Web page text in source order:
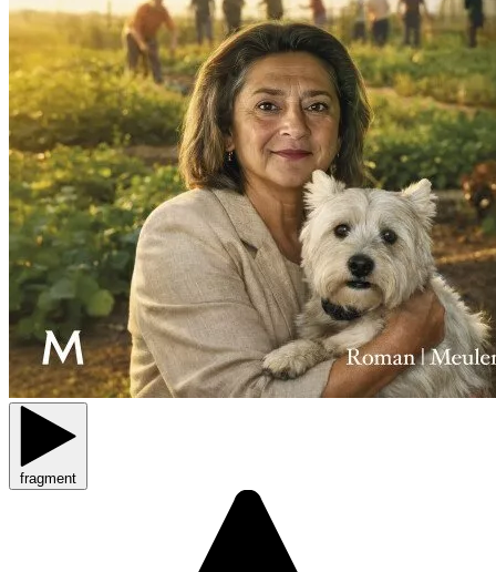
fragment